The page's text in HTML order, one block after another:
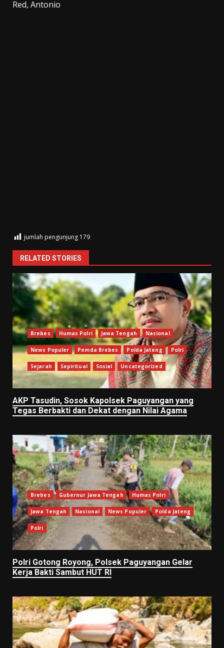
Red, Antonio
jumlah pengunjung 179
RELATED STORIES
Brebes Humas Polri Jawa Tengah Nasional
News Populer Pemda Brebes Polda Jateng Polri
Sejarah Sepiritual Sosial Uncategorized
AKP Tasudin, Sosok Kapolsek Paguyangan yang
Tegas Berbakti dan Dekat dengan Nilai Agama
Brebes Gubernur Jawa Tengah Humas Polri
Jawa Tengah Nasional News Populer Polda Jateng
Polri
Polri Gotong Royong, Polsek Paguyangan Gelar
Kerja Bakti Sambut HUT RI